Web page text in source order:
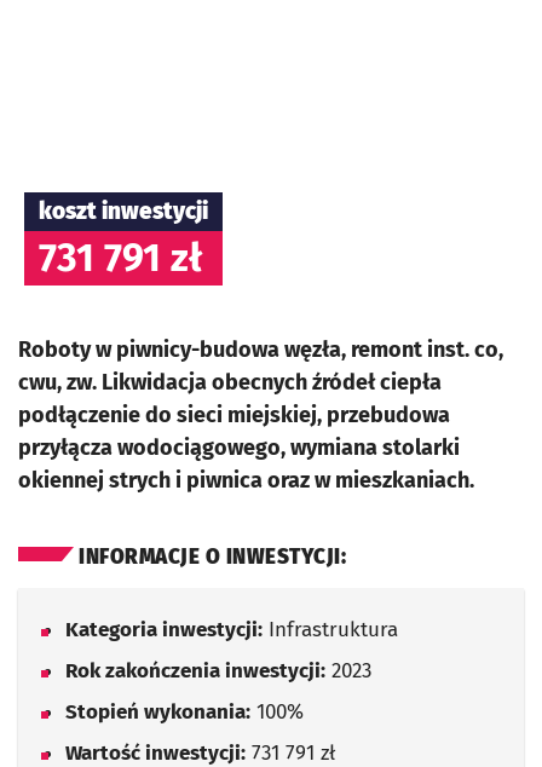
koszt inwestycji
731 791 zł
Roboty w piwnicy-budowa węzła, remont inst. co,
cwu, zw. Likwidacja obecnych źródeł ciepła
podłączenie do sieci miejskiej, przebudowa
przyłącza wodociągowego, wymiana stolarki
okiennej strych i piwnica oraz w mieszkaniach.
INFORMACJE O INWESTYCJI:
Kategoria inwestycji: Infrastruktura
Rok zakończenia inwestycji: 2023
Stopień wykonania: 100%
Wartość inwestycji: 731 791 zł